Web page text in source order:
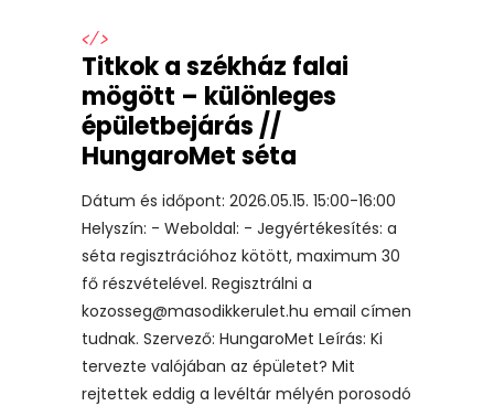
</>
Titkok a székház falai
mögött – különleges
épületbejárás //
HungaroMet séta
Dátum és időpont: 2026.05.15. 15:00-16:00
Helyszín: - Weboldal: - Jegyértékesítés: a
séta regisztrációhoz kötött, maximum 30
fő részvételével. Regisztrálni a
kozosseg@masodikkerulet.hu email címen
tudnak. Szervező: HungaroMet Leírás: Ki
tervezte valójában az épületet? Mit
rejtettek eddig a levéltár mélyén porosodó